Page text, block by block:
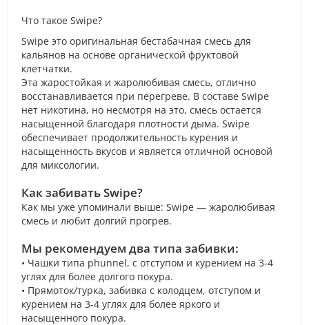
Что такое Swipe?
Swipe это оригинальная бестабачная смесь для
кальянов на основе органической фруктовой
клетчатки.
Эта жаростойкая и жаролюбивая смесь, отлично
восстанавливается при перегреве. В составе Swipe
нет никотина, но несмотря на это, смесь остается
насыщенной благодаря плотности дыма. Swipe
обеспечивает продолжительность курения и
насыщенность вкусов и является отличной основой
для миксологии.
Как забивать Swipe?
Как мы уже упоминали выше: Swipe — жаролюбивая
смесь и любит долгий прогрев.
Мы рекомендуем два типа забивки:
• Чашки типа phunnel, с отступом и курением на 3-4
углях для более долгого покура.
• Прямоток/турка, забивка с колодцем, отступом и
курением на 3-4 углях для более яркого и
насыщенного покура.